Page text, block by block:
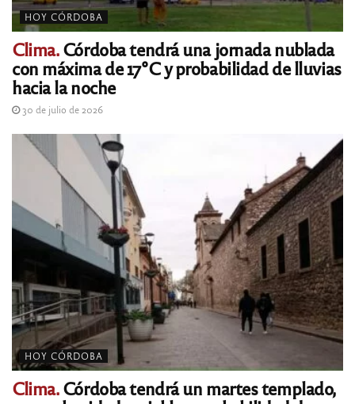
HOY CÓRDOBA
Clima.Córdoba tendrá una jornada nublada
con máxima de 17°C y probabilidad de lluvias
hacia la noche
30 de julio de 2026
HOY CÓRDOBA
Clima.Córdoba tendrá un martes templado,